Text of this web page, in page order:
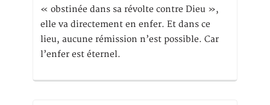
« obstinée dans sa révolte contre Dieu »,
elle va directement en enfer. Et dans ce
lieu, aucune rémission n’est possible. Car
l’enfer est éternel.